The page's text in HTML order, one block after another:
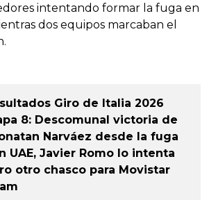
intentando formar la fuga en
dos equipos marcaban el
Giro de Italia 2026
8: Descomunal victoria de
Narváez desde la fuga
UAE, Javier Romo lo intenta
otro chasco para Movistar